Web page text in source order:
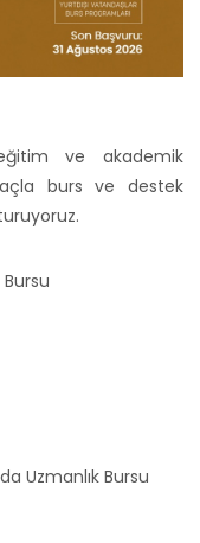
ve akademik
burs ve destek
Uzmanlık Bursu